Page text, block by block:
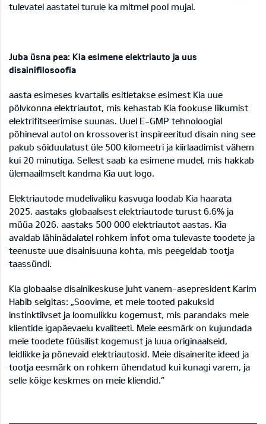
tulevatel aastatel turule ka mitmel pool mujal.
Juba üsna pea: Kia esimene elektriauto ja uus
disainifilosoofia
aasta esimeses kvartalis esitletakse esimest Kia uue
põlvkonna elektriautot, mis kehastab Kia fookuse liikumist
elektrifitseerimise suunas. Uuel E-GMP tehnoloogial
põhineval autol on krossoverist inspireeritud disain ning see
pakub sõiduulatust üle 500 kilomeetri ja kiirlaadimist vähem
kui 20 minutiga. Sellest saab ka esimene mudel, mis hakkab
ülemaailmselt kandma Kia uut logo.
Elektriautode mudelivaliku kasvuga loodab Kia haarata
2025. aastaks globaalsest elektriautode turust 6,6% ja
müüa 2026. aastaks 500 000 elektriautot aastas. Kia
avaldab lähinädalatel rohkem infot oma tulevaste toodete ja
teenuste uue disainisuuna kohta, mis peegeldab tootja
taassündi.
Kia globaalse disainikeskuse juht vanem-asepresident Karim
Habib selgitas: „Soovime, et meie tooted pakuksid
instinktiivset ja loomulikku kogemust, mis parandaks meie
klientide igapäevaelu kvaliteeti. Meie eesmärk on kujundada
meie toodete füüsilist kogemust ja luua originaalseid,
leidlikke ja põnevaid elektriautosid. Meie disainerite ideed ja
tootja eesmärk on rohkem ühendatud kui kunagi varem, ja
selle kõige keskmes on meie kliendid.“